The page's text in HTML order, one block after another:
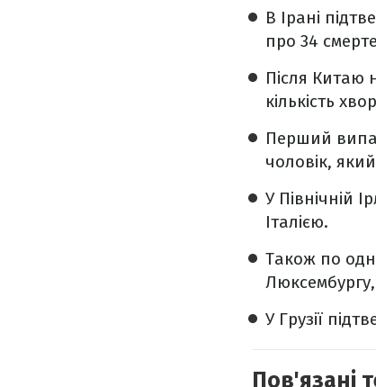
В Ірані
про 34
Після Китаю
кількість
Перший
чоловік,
УПівнічній
Італією.
Також по
Люксембургу,
У Грузії
Пов'язані